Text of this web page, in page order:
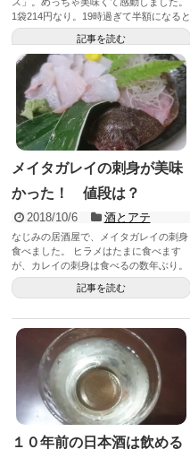
1袋214円なり。19時過ぎて半額になると
ハッピー。 晩...
記事を読む
メイタガレイの刺身が美味
かった！ 値段は？
2018/10/6 酒とアテ
なじみの居酒屋で、メイタガレイの刺身
食べました。 ヒラメはたまに食べます
が、カレイの刺身は食べるの数年ぶり。
めっちゃ飲んで食べて３～４...
記事を読む
１０年前の日本酒は飲める